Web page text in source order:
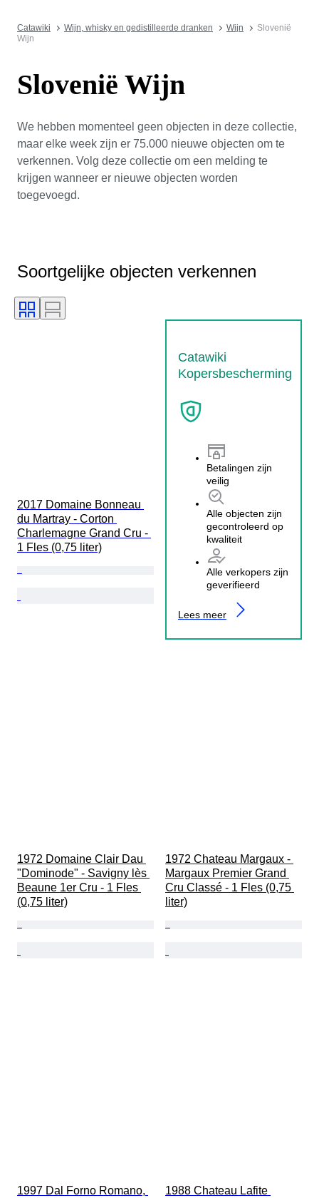
Catawiki Wijn, whisky en gedistilleerde dranken Wijn
Slovenië
Wijn
Slovenië Wijn
We hebben momenteel geen objecten in deze collectie,
maar elke week zijn er 75.000 nieuwe objecten om te
verkennen. Volg deze collectie om een melding te
krijgen wanneer er nieuwe objecten worden
toegevoegd.
Soortgelijke objecten verkennen
Catawiki
Kopersbescherming
Betalingen zijn
veilig
Alle objecten zijn
gecontroleerd op
kwaliteit
Alle verkopers zijn
geverifieerd
Lees meer
2017 Domaine Bonneau
du Martray - Corton
Charlemagne Grand Cru -
1 Fles (0,75 liter)
1972 Domaine Clair Dau
"Dominode" - Savigny lès
Beaune 1er Cru - 1 Fles
(0,75 liter)
1972 Chateau Margaux -
Margaux Premier Grand
Cru Classé - 1 Fles (0,75
liter)
1997 Dal Forno Romano,
1988 Chateau Lafite